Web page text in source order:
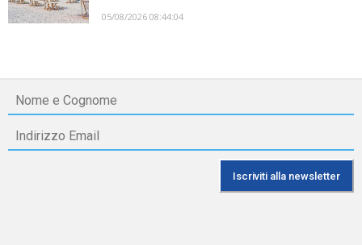
05/08/2026 08:44:04